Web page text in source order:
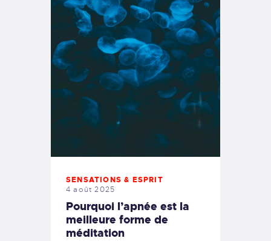
SENSATIONS & ESPRIT
4 août 2025
Pourquoi l’apnée est la
meilleure forme de
méditation